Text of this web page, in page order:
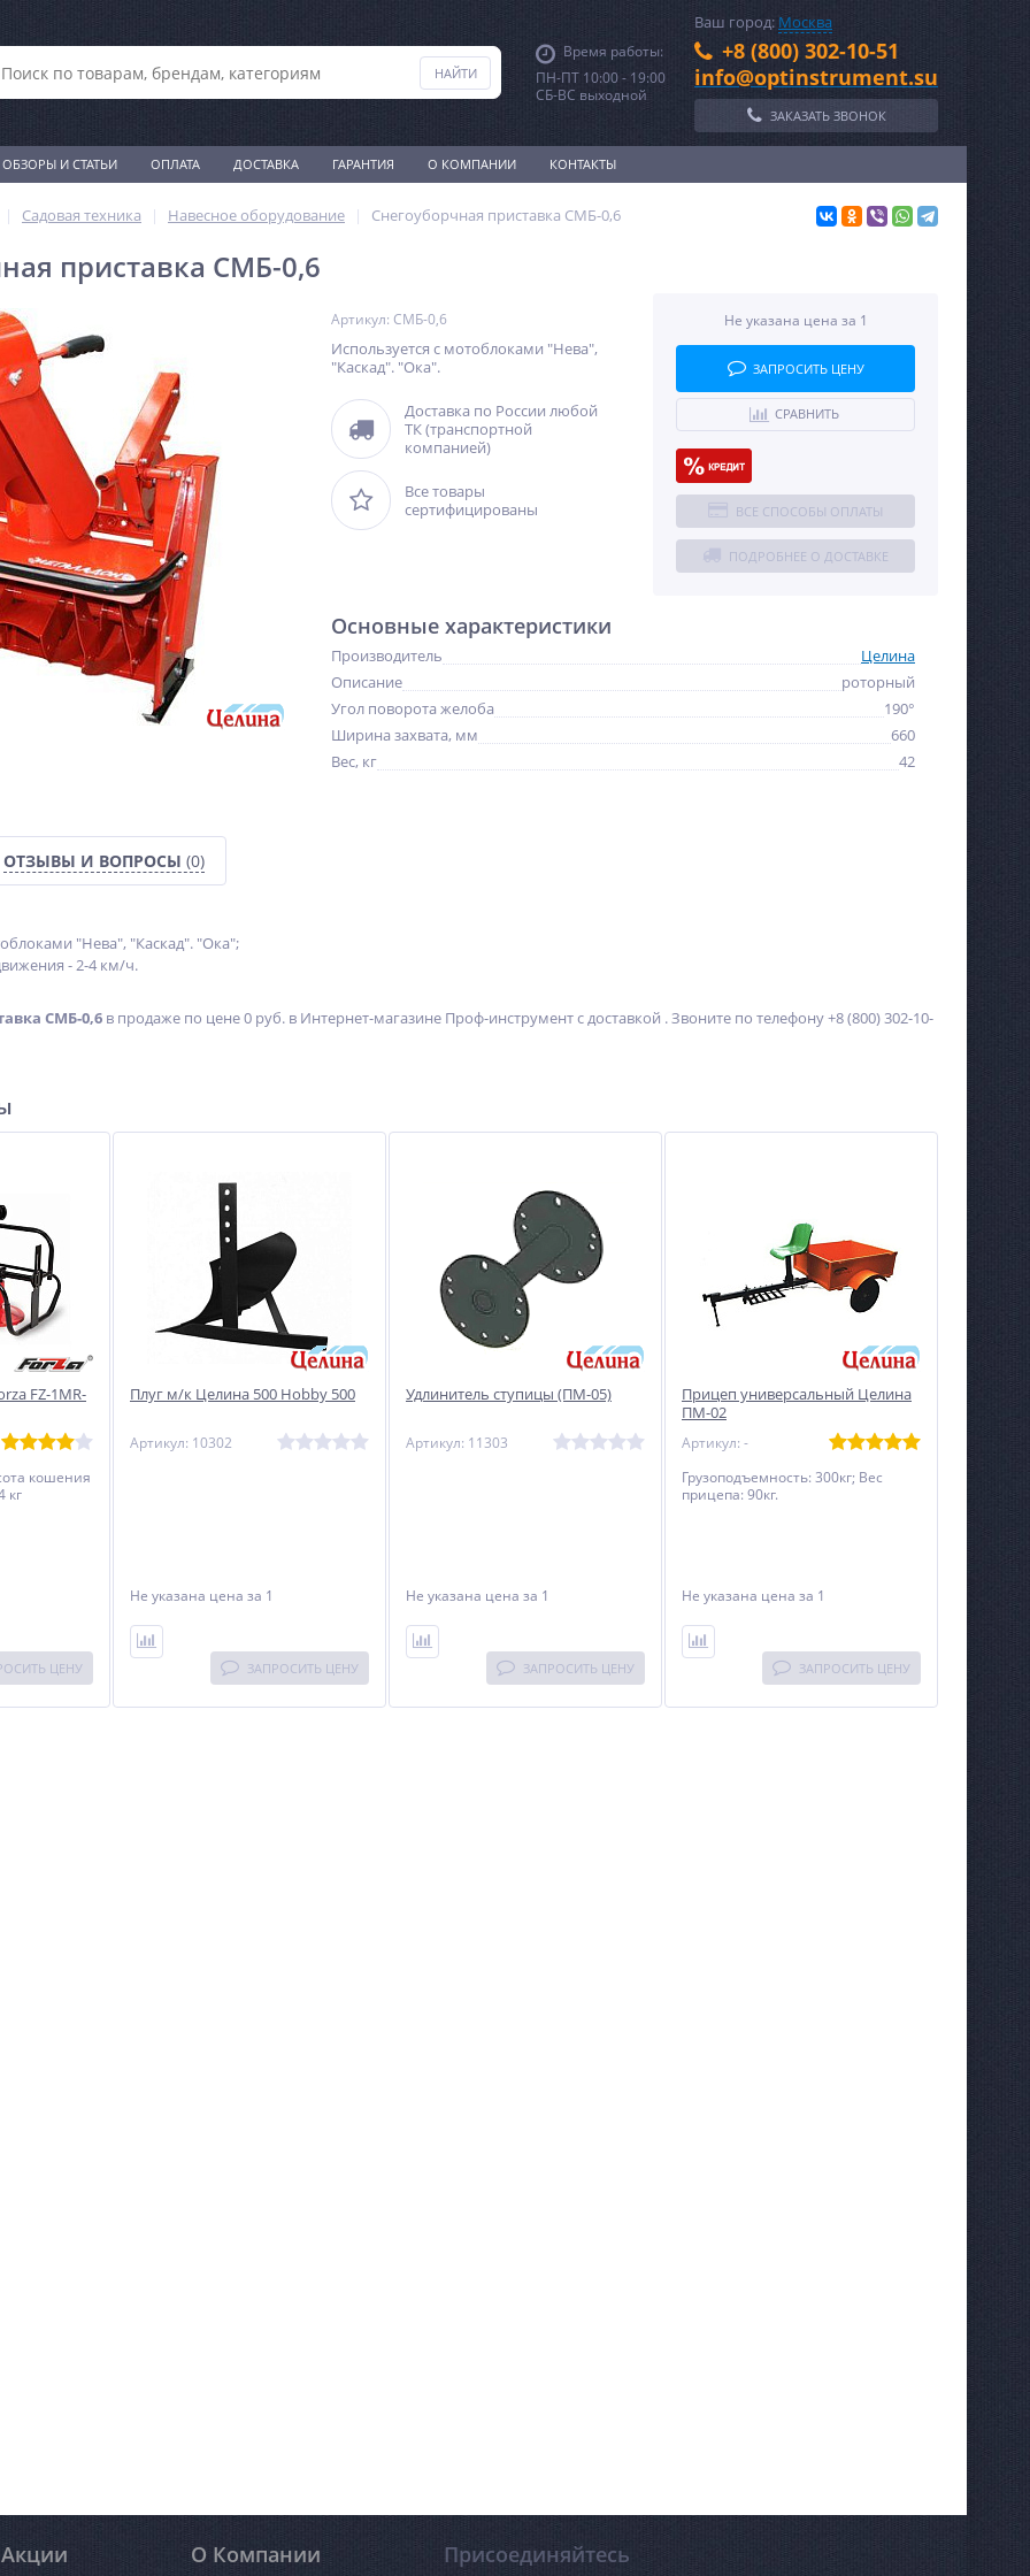
Время работы:
ПН-ПТ 10:00 - 19:00
СБ-ВС выходной
Ваш город: Москва
+8 (800) 302-10-51
info@optinstrument.su
ЗАКАЗАТЬ ЗВОНОК
ОБЗОРЫ И СТАТЬИ ОПЛАТА ДОСТАВКА ГАРАНТИЯ О КОМПАНИИ КОНТАКТЫ
NEW
%
%
%
Садовая техника Навесное оборудование Снегоуборчная приставка СМБ-0,6
приставка СМБ-0,6
Артикул: СМБ-0,6
Используется с мотоблоками "Нева",
"Каскад". "Ока".
Доставка по России любой
ТК (транспортной
компанией)
Все товары
сертифицированы
Не указана цена за 1
ЗАПРОСИТЬ ЦЕНУ
СРАВНИТЬ
ВСЕ СПОСОБЫ ОПЛАТЫ
ПОДРОБНЕЕ О ДОСТАВКЕ
Основные характеристики
Производитель
Целина
Описание
роторный
Угол поворота желоба
190°
Ширина захвата, мм
660
Вес, кг
42
ОТЗЫВЫ И ВОПРОСЫ (0)
"Нева", "Каскад". "Ока";
- 2-4 км/ч.
СМБ-0,6 в продаже по цене 0 руб. в Интернет-магазине Проф-инструмент с доставкой . Звоните по телефону +8 (800) 302-10-
FZ-1MR-
кошения
кг
ЦЕНУ
Плуг м/к Целина 500 Hobby 500
Артикул: 10302
Не указана цена за 1
ЗАПРОСИТЬ ЦЕНУ
Удлинитель ступицы (ПМ-05)
Артикул: 11303
Не указана цена за 1
ЗАПРОСИТЬ ЦЕНУ
Прицеп универсальный Целина
ПМ-02
Артикул: -
Грузоподъемность: 300кг; Вес
прицепа: 90кг.
Не указана цена за 1
ЗАПРОСИТЬ ЦЕНУ
Акции О Компании Присоединяйтесь